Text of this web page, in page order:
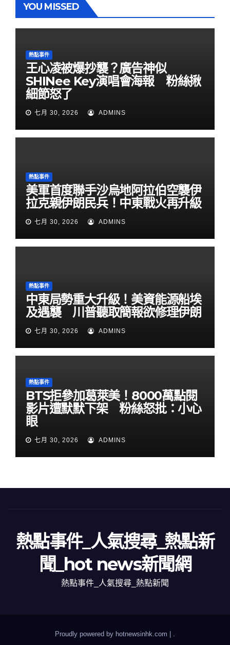
YOU MISSED
熱點事件
王心凌被爆抄襲？廣告神似
SHINee Key演唱會海報 粉絲揪
細節怒了
七月 30, 2026 ADMINS
熱點事件
美軍首度聯手沙烏地阿拉伯空襲伊
拉克親伊朗民兵！中東戰火再升級
七月 30, 2026 ADMINS
熱點事件
中東局勢重大升級！美資能源船埃
及遇襲 川普聽取簡報欲修理伊朗
七月 30, 2026 ADMINS
熱點事件
BTS拒參加葛萊美！8000萬點閱
影片遭默默下架 粉絲怒批：小心
眼
七月 30, 2026 ADMINS
熱點事件_人氣搜尋_熱點新
聞_hot news新聞網
熱點事件_人氣搜尋_熱點新聞
Proudly powered by hotnewsinhk.com |